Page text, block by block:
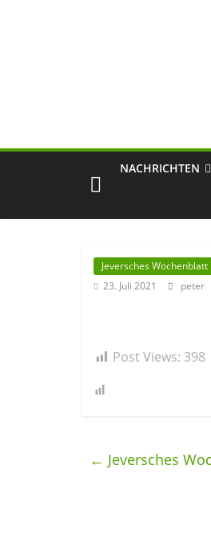
NACHRICHTEN
Jeversches Wochenblatt
23. Juli 2021
peter
Post Views: 398
← Jeversches